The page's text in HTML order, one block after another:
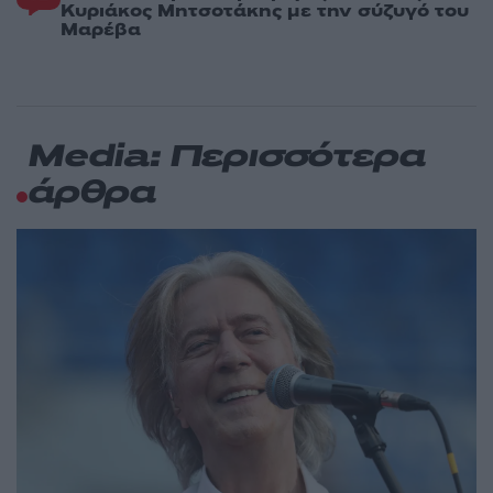
Κυριάκος Μητσοτάκης με την σύζυγό του
Μαρέβα
Media: Περισσότερα
άρθρα